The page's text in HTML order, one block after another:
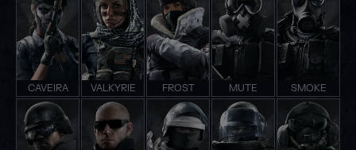
CAVEIRA VALKYRIE FROST MUTE SMOKE